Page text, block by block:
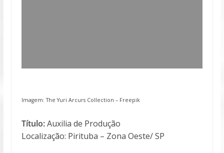
Imagem: The Yuri Arcurs Collection – Freepik
Título:Auxilia de Produção
Localização: Pirituba – Zona Oeste/ SP